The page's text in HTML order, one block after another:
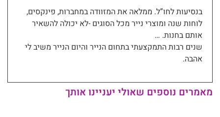
בנסיעות לחו”ל. ממלאה את המזוודה במחברות, פינקסים,
לוחות שנה ומוצרי נייר מכל הסוגים -לא יכולה להשאיר
אותם בחנות. …
שנים רבות התמקצעתי בתחום הנייר והיום הנייר משיב לי
אהבה.
מאמרים נוספים שאולי יעניינו אותך